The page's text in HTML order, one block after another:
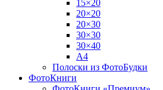
15×20
20×20
20×30
30×30
30×40
A4
Полоски из ФотоБудки
ФотоКниги